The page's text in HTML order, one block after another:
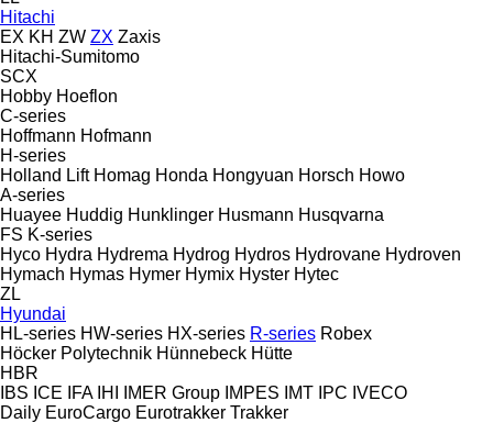
Hitachi
EX KH ZW ZX Zaxis
Hitachi-Sumitomo
SCX
Hobby Hoeflon
C-series
Hoffmann Hofmann
H-series
Holland Lift Homag Honda Hongyuan Horsch Howo
A-series
Huayee Huddig Hunklinger Husmann Husqvarna
FS K-series
Hyco Hydra Hydrema Hydrog Hydros Hydrovane Hydroven
Hymach Hymas Hymer Hymix Hyster Hytec
ZL
Hyundai
HL-series HW-series HX-series R-series Robex
Höcker Polytechnik Hünnebeck Hütte
HBR
IBS ICE IFA IHI IMER Group IMPES IMT IPC IVECO
Daily EuroCargo Eurotrakker Trakker